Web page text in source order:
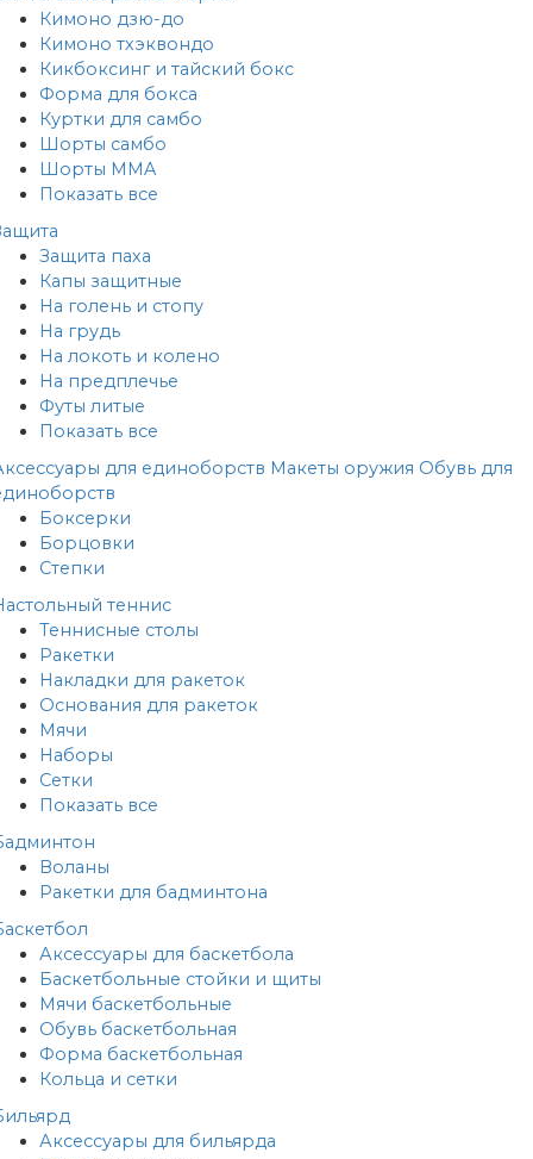
Кимоно дзю-до
Кимоно тхэквондо
Кикбоксинг и тайский бокс
Форма для бокса
Куртки для самбо
Шорты самбо
Шорты MMA
Показать все
Защита паха
Капы защитные
На голень и стопу
На грудь
На локоть и колено
На предплечье
Футы литые
Показать все
для единоборств Макеты оружия Обувь для
Боксерки
Борцовки
Степки
теннис
Теннисные столы
Ракетки
Накладки для ракеток
Основания для ракеток
Мячи
Наборы
Сетки
Показать все
Воланы
Ракетки для бадминтона
Аксессуары для баскетбола
Баскетбольные стойки и щиты
Мячи баскетбольные
Обувь баскетбольная
Форма баскетбольная
Кольца и сетки
Аксессуары для бильярда